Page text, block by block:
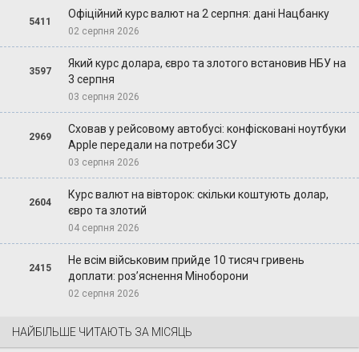
5411
Офіційний курс валют на 2 серпня: дані Нацбанку
02 серпня 2026
3597
Який курс долара, євро та злотого встановив НБУ на
3 серпня
03 серпня 2026
2969
Сховав у рейсовому автобусі: конфісковані ноутбуки
Apple передали на потреби ЗСУ
03 серпня 2026
2604
Курс валют на вівторок: скільки коштують долар,
євро та злотий
04 серпня 2026
2415
Не всім військовим прийде 10 тисяч гривень
доплати: роз’яснення Міноборони
02 серпня 2026
НАЙБІЛЬШЕ ЧИТАЮТЬ ЗА МІСЯЦЬ